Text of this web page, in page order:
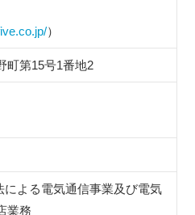
）
町第15号1番地2
による電気通信事業及び電気
業務